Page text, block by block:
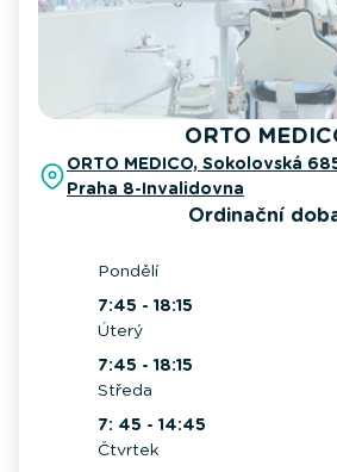
ORTO
ORTO MEDICO, Sokolovská
Praha 8-Invalidovna
Ordinační
Pondělí
7:45 - 18:15
Úterý
7:45 - 18:15
Středa
7: 45 - 14:45
Čtvrtek